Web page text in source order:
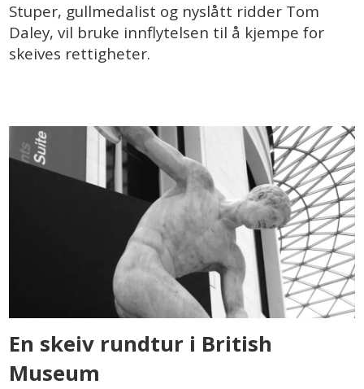
Stuper, gullmedalist og nyslått ridder Tom
Daley, vil bruke innflytelsen til å kjempe for
skeives rettigheter.
En skeiv rundtur i British
Museum